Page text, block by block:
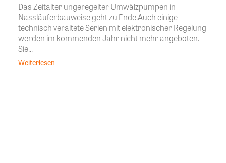
Das Zeitalter ungeregelter Umwälzpumpen in
Nassläuferbauweise geht zu Ende.Auch einige
technisch veraltete Serien mit elektronischer Regelung
werden im kommenden Jahr nicht mehr angeboten.
Sie...
Weiterlesen